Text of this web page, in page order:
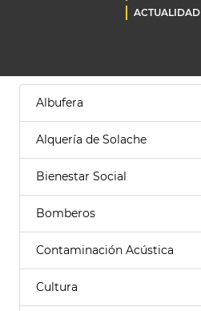
ACTUALIDAD
Albufera
Alquería de Solache
Bienestar Social
Bomberos
Contaminación Acústica
Cultura